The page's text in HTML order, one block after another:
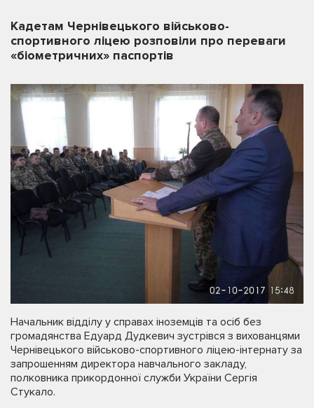
Кадетам Чернівецького військово-
спортивного ліцею розповіли про переваги
«біометричних» паспортів
Начальник відділу у справах іноземців та осіб без
громадянства Едуард Дудкевич зустрівся з вихованцями
Чернівецького військово-спортивного ліцею-інтернату за
запрошенням директора навчального закладу,
полковника прикордонної служби України Сергія
Стукало.